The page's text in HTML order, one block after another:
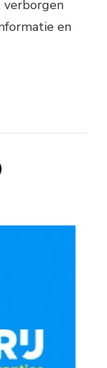
verborgen
en